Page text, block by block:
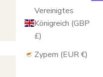
Vereinigtes
Königreich (GBP
£)
Zypern (EUR €)